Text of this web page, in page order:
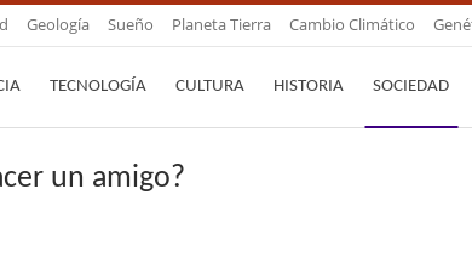
Geología Sueño Planeta Tierra Cambio Climático
TECNOLOGÍA CULTURA HISTORIA SOCIEDAD
un amigo?